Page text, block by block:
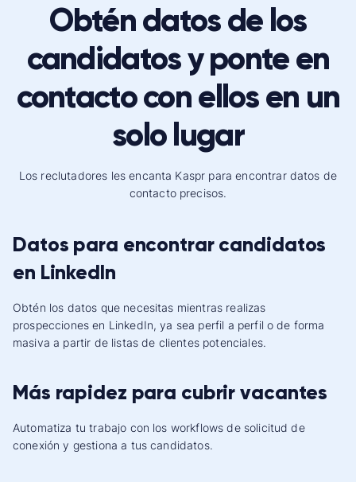
Obtén datos de los
candidatos y ponte en
contacto con ellos en un
solo lugar
Los reclutadores les encanta Kaspr para encontrar datos de
contacto precisos.
Datos para encontrar candidatos
en LinkedIn
Obtén los datos que necesitas mientras realizas
prospecciones en LinkedIn, ya sea perfil a perfil o de forma
masiva a partir de listas de clientes potenciales.
Más rapidez para cubrir vacantes
Automatiza tu trabajo con los workflows de solicitud de
conexión y gestiona a tus candidatos.